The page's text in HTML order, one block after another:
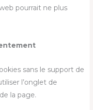
pourrait ne plus
sans le support de
l’onglet de
la page.